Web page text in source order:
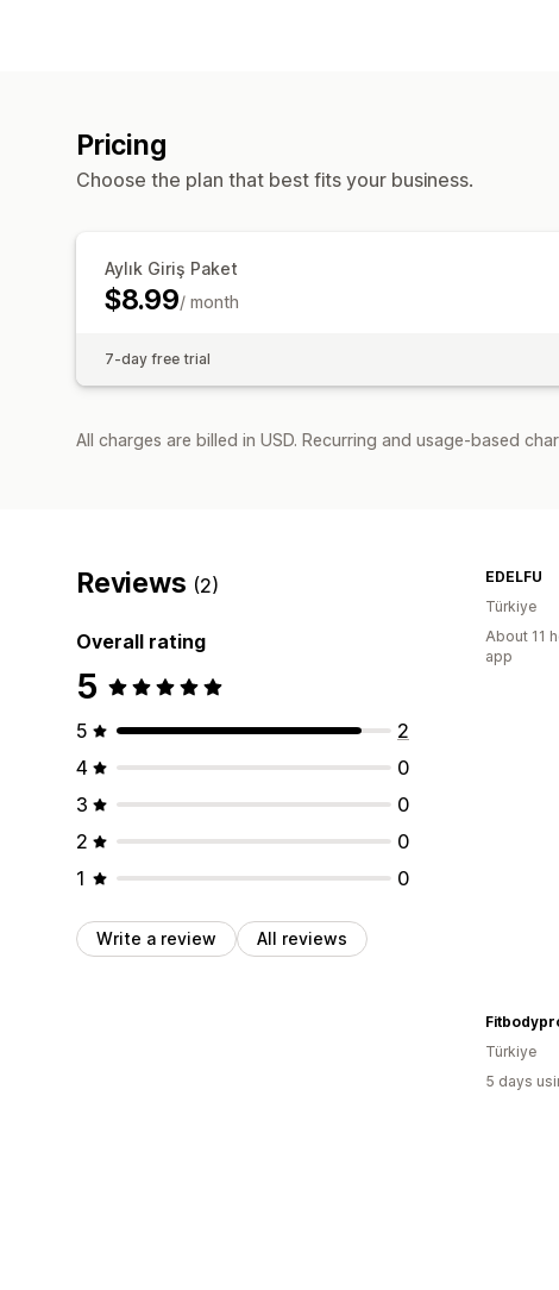
Pricing
Choose the plan that best fits your business.
Aylık Giriş Paket
$8.99/ month
7-day free trial
All charges are billed in USD. Recurring and usage-based
Reviews (2)
Overall rating
5
5
2
4
0
3
0
2
0
1
0
Write a review All reviews
EDELFU
Türkiye
About 11
app
Türkiye
5 days